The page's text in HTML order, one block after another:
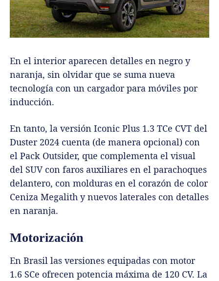
En el interior aparecen detalles en negro y
naranja, sin olvidar que se suma nueva
tecnología con un cargador para móviles por
inducción.
En tanto, la versión Iconic Plus 1.3 TCe CVT del
Duster 2024 cuenta (de manera opcional) con
el Pack Outsider, que complementa el visual
del SUV con faros auxiliares en el parachoques
delantero, con molduras en el corazón de color
Ceniza Megalith y nuevos laterales con detalles
en naranja.
Motorización
En Brasil las versiones equipadas con motor
1.6 SCe ofrecen potencia máxima de 120 CV. La